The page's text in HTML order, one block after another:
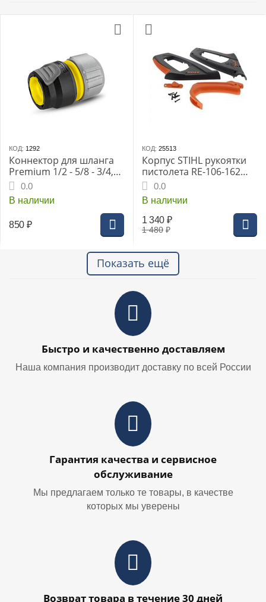
КОД: 1292
Коннектор для шланга
Premium 1/2 - 5/8 - 3/4,
Karcher
0.0
В наличии
850 ₽
КОД: 25513
Корпус STIHL рукоятки
пистолета RE-106-162
нов. обр. (4915-500-6603)
0.0
В наличии
1 480 ₽
1 340 ₽
Показать ещё
Быстро и качественно доставляем
Наша компания производит доставку по всей России
Гарантия качества и сервисное
обслуживание
Мы предлагаем только те товары, в качестве
которых мы уверены
Возврат товара в течение 30 дней